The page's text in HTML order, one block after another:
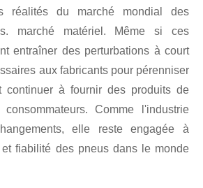
réalités du marché mondial des
marché matériel. Même si ces
entraîner des perturbations à court
aux fabricants pour pérenniser
continuer à fournir des produits de
Comme l'industrie
elle reste engagée à
fiabilité des pneus dans le monde